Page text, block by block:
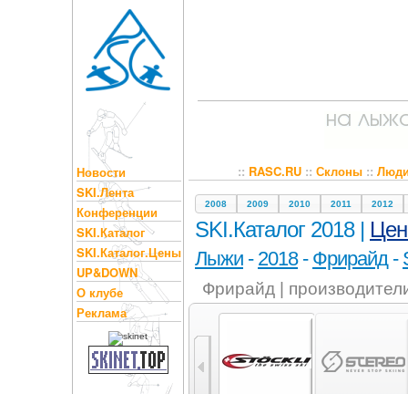
Новости
SKI.Лента
Конференции
SKI.Каталог
SKI.Каталог.Цены
UP&DOWN
О клубе
Реклама
:: RASC.RU:: Склоны::
2008 2009 2010 2011 2012
SKI.Каталог 2018 |
Лыжи - 2018- Фрирайд-
Фрирайд |